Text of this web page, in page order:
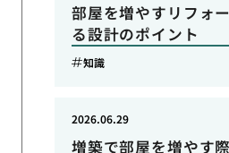
部屋を増やすリフォ
る設計のポイント
知識
増築で部屋を増やす
2026.06.29